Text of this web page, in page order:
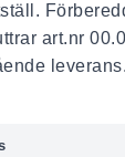
art.nr
leverans.